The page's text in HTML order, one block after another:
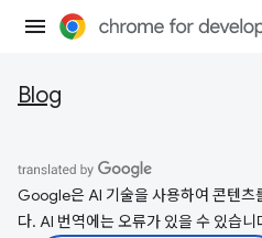
Blog
Google은 AI 기술을 사용하여 콘텐츠
다. AI 번역에는 오류가 있을 수 있습니